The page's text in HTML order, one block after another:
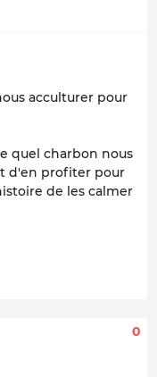
acculturer pour
quel charbon nous
d'en profiter pour
de les calmer
0